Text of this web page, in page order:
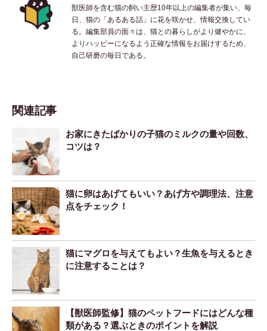
獣医師を含む猫の飼い主歴10年以上の編集者が集い、毎
日、猫の「あるある話」に花を咲かせ、情報交換してい
る。編集部員の面々は、猫との暮らしがより健やかに、
よりハッピーになるよう正確な情報をお届けするため、
自己研磨の毎日である。
関連記事
お家にきたばかりの子猫のミルクの量や回数、
コツは？
猫に卵はあげてもいい？あげ方や調理法、注意
点をチェック！
猫にマグロを与えてもよい？生魚を与えるとき
に注意することは？
【獣医師監修】猫のペットフードにはどんな種
類がある？選ぶときのポイントを解説